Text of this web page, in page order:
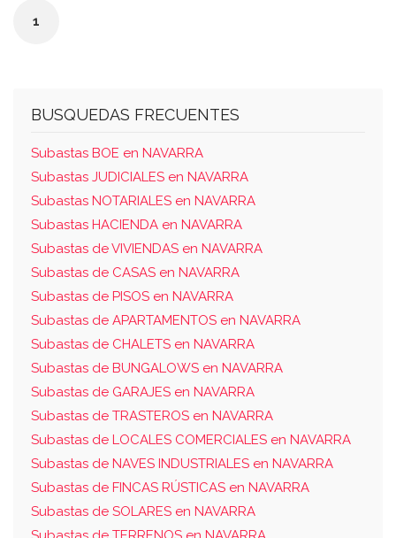
1
BUSQUEDAS FRECUENTES
Subastas BOE en NAVARRA
Subastas JUDICIALES en NAVARRA
Subastas NOTARIALES en NAVARRA
Subastas HACIENDA en NAVARRA
Subastas de VIVIENDAS en NAVARRA
Subastas de CASAS en NAVARRA
Subastas de PISOS en NAVARRA
Subastas de APARTAMENTOS en NAVARRA
Subastas de CHALETS en NAVARRA
Subastas de BUNGALOWS en NAVARRA
Subastas de GARAJES en NAVARRA
Subastas de TRASTEROS en NAVARRA
Subastas de LOCALES COMERCIALES en NAVARRA
Subastas de NAVES INDUSTRIALES en NAVARRA
Subastas de FINCAS RÚSTICAS en NAVARRA
Subastas de SOLARES en NAVARRA